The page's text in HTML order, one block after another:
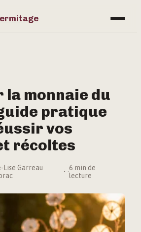
la monnaie du
pratique
vos
récoltes
Lise Garreau
·6 min de
lecture